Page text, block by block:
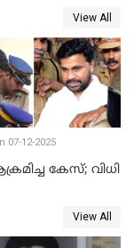
View All
07-12-2025
കേസ്; വിധി
View All